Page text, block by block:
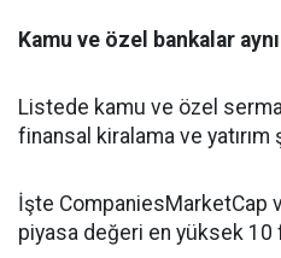
Kamu ve özel bankalar
Listede kamu ve özel
finansal kiralama ve yatırım
İşte CompaniesMarketCap
piyasa değeri en yüksek 10